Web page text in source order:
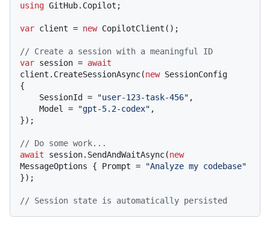
using GitHub.Copilot;
var client = new CopilotClient();
// Create a session with a meaningful ID
var session = await
client.CreateSessionAsync(new SessionConfig
{
    SessionId =
"user-123-task-456" ,
    Model =
"gpt-5.2-codex" ,
});
// Do some work...
await session.SendAndWaitAsync(new
MessageOptions { Prompt =
"Analyze my codebase"
});
// Session state is automatically persisted